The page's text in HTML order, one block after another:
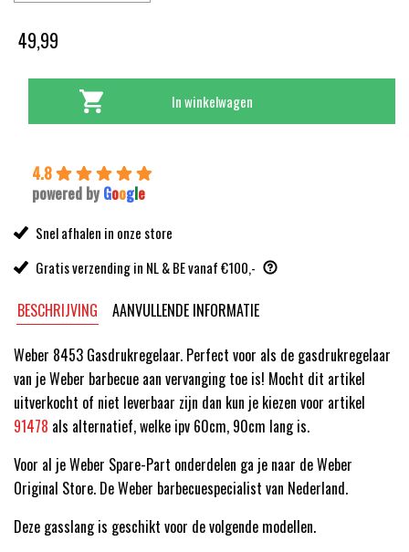
49,99
In winkelwagen
4.8
powered by Google
Snel afhalen in onze store
Gratis verzending in NL & BE vanaf €100,-
BESCHRIJVING AANVULLENDE INFORMATIE
Weber 8453 Gasdrukregelaar. Perfect voor als de gasdrukregelaar
van je Weber barbecue aan vervanging toe is! Mocht dit artikel
uitverkocht of niet leverbaar zijn dan kun je kiezen voor artikel
91478 als alternatief, welke ipv 60cm, 90cm lang is.
Voor al je Weber Spare-Part onderdelen ga je naar de Weber
Original Store. De Weber barbecuespecialist van Nederland.
Deze gasslang is geschikt voor de volgende modellen.